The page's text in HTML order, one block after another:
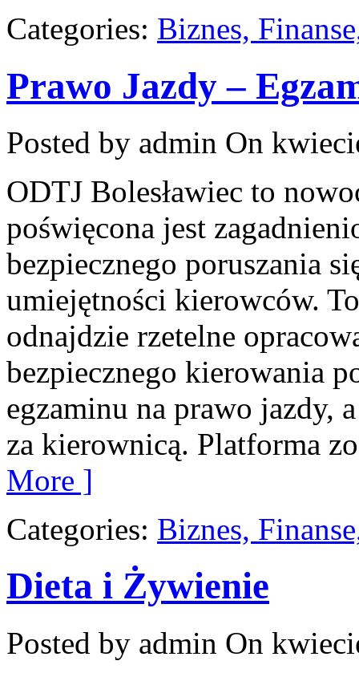
Categories: Biznes,
Prawo Jazdy –
Posted by admin On
ODTJ Bolesławiec to
poświęcona jest
bezpiecznego poruszania
umiejętności kierowców.
odnajdzie rzetelne
bezpiecznego kierowania
egzaminu na prawo jazdy,
za kierownicą. Platforma
More ]
Categories: Biznes,
Dieta i Żywienie
Posted by admin On